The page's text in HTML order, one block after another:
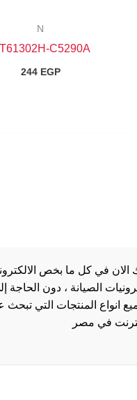
N
C5290A
244 EGP
الان في كل ما بخص
الصيانة ، دون الحاجة
انواع المنتجات التي تبحث